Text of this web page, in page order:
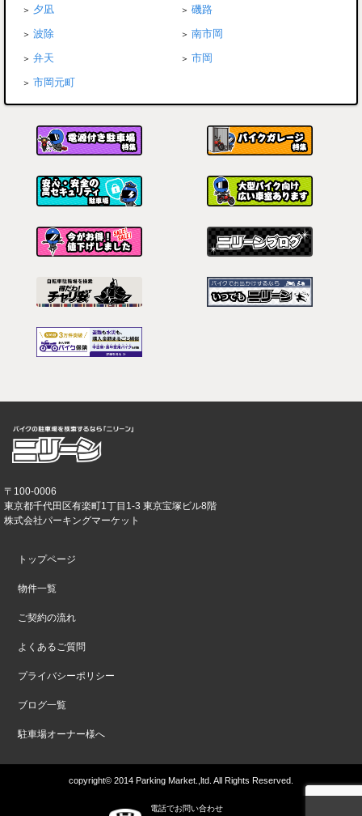
夕凪
磯路
波除
南市岡
弁天
市岡
市岡元町
〒100-0006
東京都千代田区有楽町1丁目1-3 東京宝塚ビル8階
株式会社パーキングマーケット
トップページ
物件一覧
ご契約の流れ
よくあるご質問
プライバシーポリシー
ブログ一覧
駐車場オーナー様へ
copyright© 2014 Parking Market.,ltd. All Rights Reserved.
電話でお問い合わせ